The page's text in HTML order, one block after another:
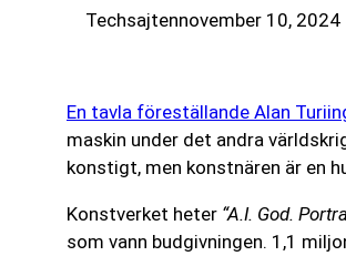
Techsajtennovember 10, 2024
En tavla föreställande Alan
maskin under det andra
konstigt, men konstnären är en
Konstverket heter “A.I. God.
som vann budgivningen. 1,1